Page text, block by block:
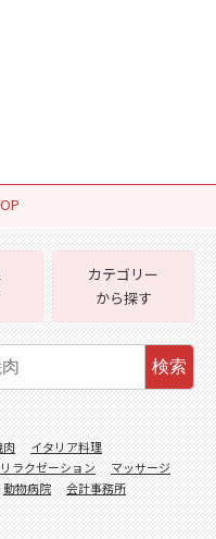
カテゴリー
から探す
検索
肉
イタリア料理
リラクゼーション
マッサージ
動物病院
会計事務所